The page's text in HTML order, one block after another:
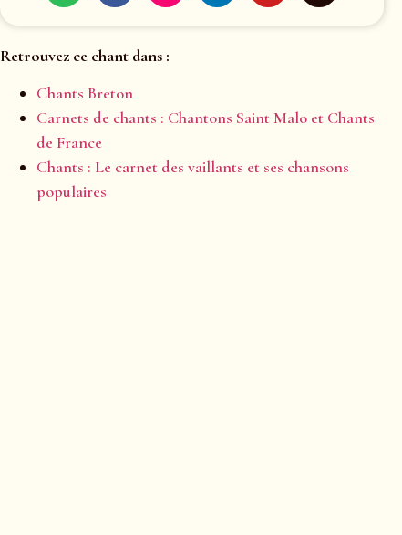
Retrouvez ce chant dans :
Chants Breton
Carnets de chants : Chantons Saint Malo et Chants
de France
Chants : Le carnet des vaillants et ses chansons
populaires